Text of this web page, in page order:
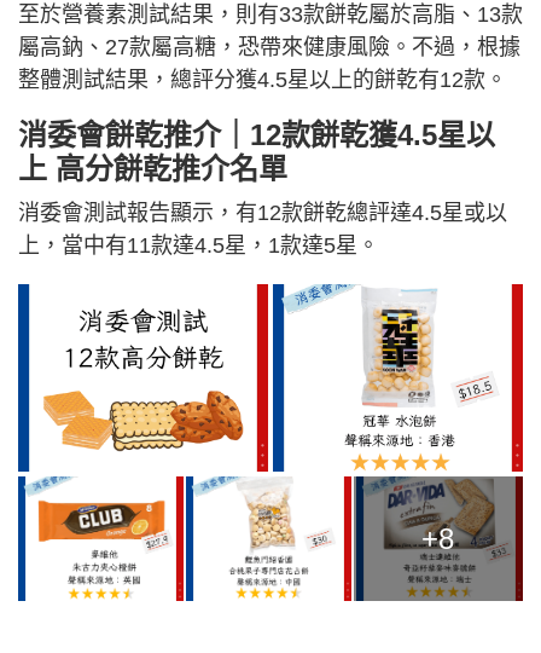
至於營養素測試結果，則有33款餅乾屬於高脂、13款
屬高鈉、27款屬高糖，恐帶來健康風險。不過，根據
整體測試結果，總評分獲4.5星以上的餅乾有12款。
消委會餅乾推介｜ 12款餅乾獲4.5星以
上 高分餅乾推介名單
消委會測試報告顯示，有12款餅乾總評達4.5星或以
上，當中有11款達4.5星，1款達5星。
+8